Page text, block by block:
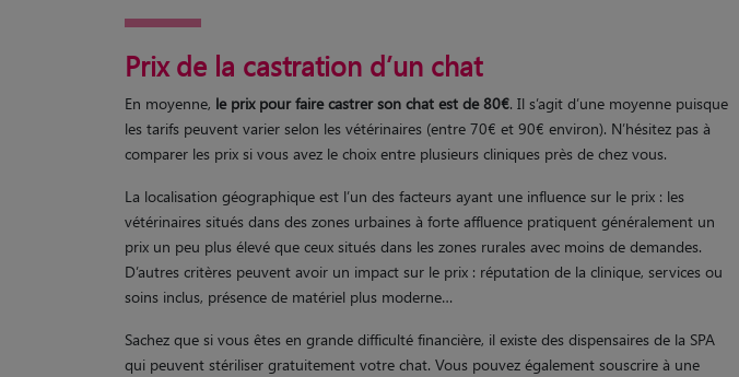
Prix de la castration d’un chat
En moyenne, le prix pour faire castrer son chat est de 80€. Il s’agit d’une moyenne puisque
les tarifs peuvent varier selon les vétérinaires (entre 70€ et 90€ environ). N’hésitez pas à
comparer les prix si vous avez le choix entre plusieurs cliniques près de chez vous.
La localisation géographique est l’un des facteurs ayant une influence sur le prix : les
vétérinaires situés dans des zones urbaines à forte affluence pratiquent généralement un
prix un peu plus élevé que ceux situés dans les zones rurales avec moins de demandes.
D’autres critères peuvent avoir un impact sur le prix : réputation de la clinique, services ou
soins inclus, présence de matériel plus moderne…
Sachez que si vous êtes en grande difficulté financière, il existe des dispensaires de la SPA
qui peuvent stériliser gratuitement votre chat. Vous pouvez également souscrire à une